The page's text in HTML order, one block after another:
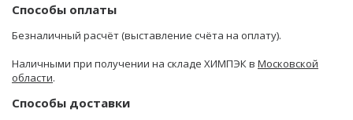
Способы оплаты
Безналичный расчёт (выставление счёта на оплату).
Наличными при получении на складе ХИМПЭК в Московской
области.
Способы доставки